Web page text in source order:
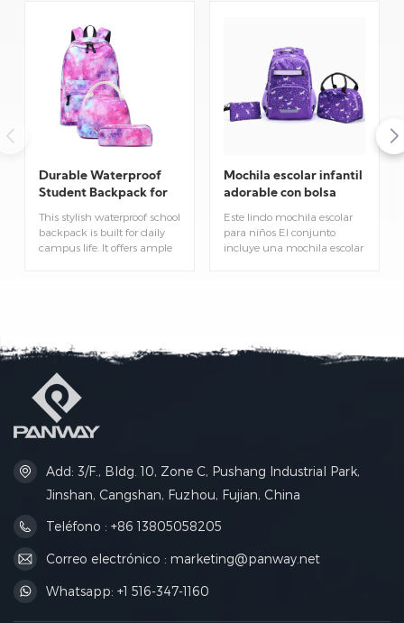
Durable Waterproof
Student Backpack for
Daily School Use
This stylish waterproof school
backpack is built for daily
campus life. It offers ample
Mochila escolar infantil
adorable con bolsa
para el almuerzo.
Este lindo mochila escolar
para niños El conjunto
incluye una mochila escolar
especialmente diseñada
Add: 3/F., Bldg. 10, Zone C, Pushang Industrial Park,
Jinshan, Cangshan, Fuzhou, Fujian, China
Teléfono : +86 13805058205
Correo electrónico : marketing@panway.net
Whatsapp: +1 516-347-1160